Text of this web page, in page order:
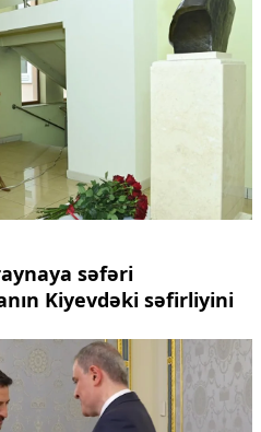
səfəri
Kiyevdəki səfirliyini